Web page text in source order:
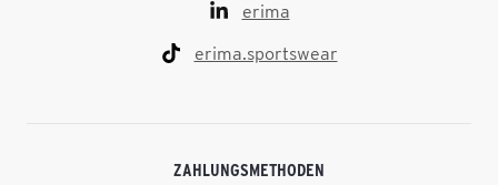
erima
erima.sportswear
ZAHLUNGSMETHODEN